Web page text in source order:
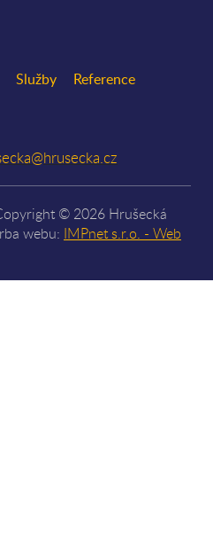
Služby
Reference
© 2026 Hrušecká
webu: IMPnet s.r.o. - Web